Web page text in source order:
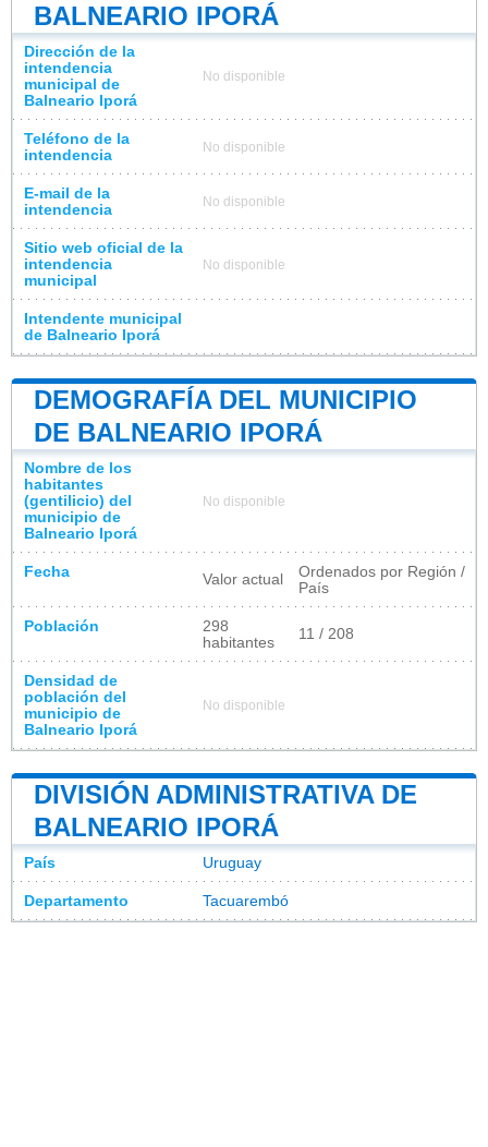
BALNEARIO IPORÁ
Dirección de la
intendencia
municipal de
Balneario Iporá
No disponible
Teléfono de la
intendencia
No disponible
E-mail de la
intendencia
No disponible
Sitio web oficial de la
intendencia
municipal
No disponible
Intendente municipal
de Balneario Iporá
DEMOGRAFÍA DEL MUNICIPIO
DE BALNEARIO IPORÁ
Nombre de los
habitantes
(gentilicio) del
municipio de
Balneario Iporá
No disponible
Fecha Valor actual
Ordenados por Región /
País
Población
298
habitantes
11 / 208
Densidad de
población del
municipio de
Balneario Iporá
No disponible
DIVISIÓN ADMINISTRATIVA DE
BALNEARIO IPORÁ
País Uruguay
Departamento Tacuarembó